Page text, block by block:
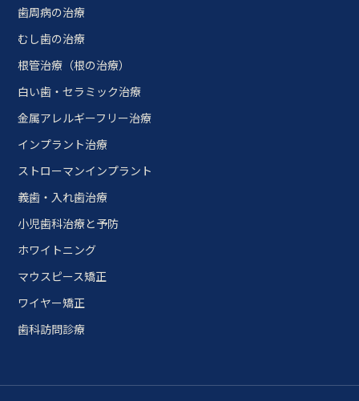
歯周病の治療
むし歯の治療
根管治療（根の治療）
白い歯・セラミック治療
金属アレルギーフリー治療
インプラント治療
ストローマンインプラント
義歯・入れ歯治療
小児歯科治療と予防
ホワイトニング
マウスピース矯正
ワイヤー矯正
歯科訪問診療